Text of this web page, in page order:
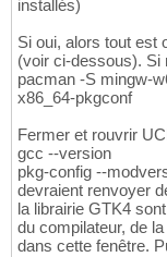
installés)
Si oui, alors tout est
(voir ci-dessous). Si
pacman -S mingw-
x86_64-pkgconf
Fermer et rouvrir
gcc --version
pkg-config --
devraient renvoyer
la librairie GTK4
du compilateur, de
dans cette fenêtre.